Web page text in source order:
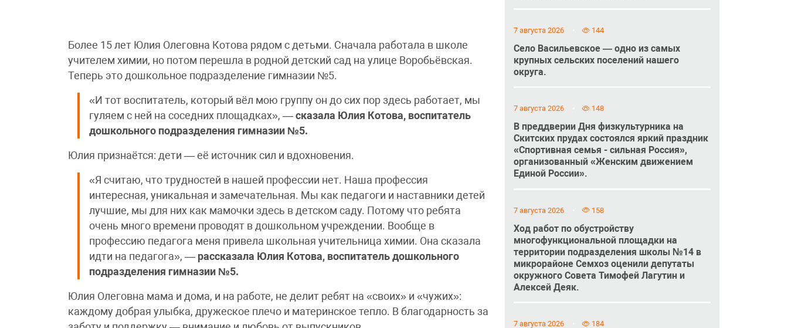
Более 15 лет Юлия Олеговна Котова рядом с детьми. Сначала работала в школе
учителем химии, но потом перешла в родной детский сад на улице Воробьёвская.
Теперь это дошкольное подразделение гимназии №5.
«И тот воспитатель, который вёл мою группу он до сих пор здесь работает, мы
гуляем с ней на соседних площадках», —сказала Юлия Котова, воспитатель
дошкольного подразделения гимназии №5.
Юлия признаётся: дети — её источник сил и вдохновения.
«Я считаю, что трудностей в нашей профессии нет. Наша профессия
интересная, уникальная и замечательная. Мы как педагоги и наставники детей
лучшие, мы для них как мамочки здесь в детском саду. Потому что ребята
очень много времени проводят в дошкольном учреждении. Вообще в
профессию педагога меня привела школьная учительница химии. Она сказала
идти на педагога», — рассказала Юлия Котова, воспитатель дошкольного
подразделения гимназии №5.
Юлия Олеговна мама и дома, и на работе, не делит ребят на «своих» и «чужих»:
каждому добрая улыбка, дружеское плечо и материнское тепло. В благодарность за
7 августа 2026 144
Село Васильевское — одно из самых
крупных сельских поселений нашего
округа.
7 августа 2026 148
В преддверии Дня физкультурника на
Скитских прудах состоялся яркий праздник
«Спортивная семья - сильная Россия»,
организованный «Женским движением
Единой России».
7 августа 2026 158
Ход работ по обустройству
многофункциональной площадки на
территории подразделения школы №14 в
микрорайоне Семхоз оценили депутаты
окружного Совета Тимофей Лагутин и
Алексей Деяк.
7 августа 2026 184